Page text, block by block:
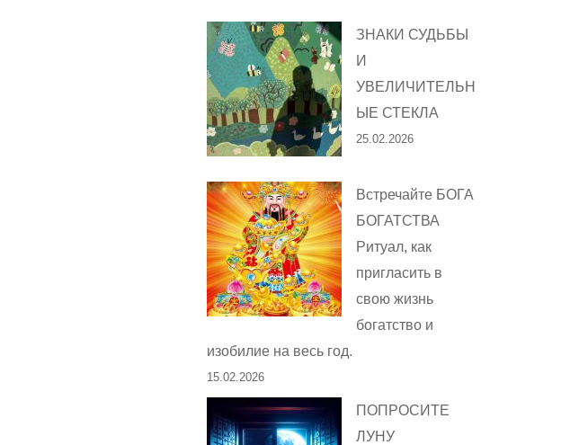
ЗНАКИ СУДЬБЫ
И
УВЕЛИЧИТЕЛЬН
ЫЕ СТЕКЛА
25.02.2026
Встречайте БОГА
БОГАТСТВА
Ритуал, как
пригласить в
свою жизнь
богатство и
изобилие на весь год.
15.02.2026
ПОПРОСИТЕ
ЛУНУ